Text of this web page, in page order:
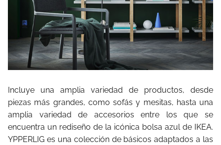
Incluye una amplia variedad de productos, desde
piezas más grandes, como sofás y mesitas, hasta una
amplia variedad de accesorios entre los que se
encuentra un rediseño de la icónica bolsa azul de IKEA.
YPPERLIG es una colección de básicos adaptados a las